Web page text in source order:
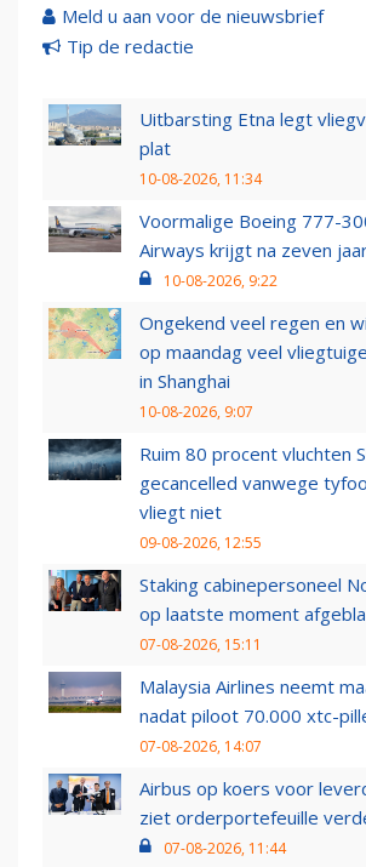
Meld u aan voor de nieuwsbrief
Tip de redactie
Uitbarsting Etna legt
plat
10-08-2026, 11:34
Voormalige Boeing 777-
Airways krijgt na zeven
10-08-2026, 9:22
Ongekend veel regen en
op maandag veel
in Shanghai
10-08-2026, 9:07
Ruim 80 procent vluchten
gecancelled vanwege
vliegt niet
09-08-2026, 12:55
Staking cabinepersoneel
op laatste moment
07-08-2026, 15:11
Malaysia Airlines neemt
nadat piloot 70.000 xtc-
07-08-2026, 14:07
Airbus op koers voor
ziet orderportefeuille
07-08-2026, 11:44